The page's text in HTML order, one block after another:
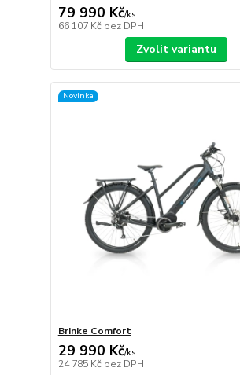
79 990 Kč/ks
66 107 Kč bez DPH
Zvolit variantu
Novinka
Brinke Comfort
29 990 Kč/ks
24 785 Kč bez DPH